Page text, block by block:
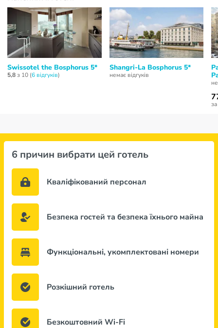
Swissotel the Bosphorus 5*
5,8з 10 (6 відгуків)
Shangri-La Bosphorus 5*
немає відгуків
6 причин вибрати цей готель
Кваліфікований персонал
Безпека гостей та безпека їхнього майна
Функціональні, укомплектовані номери
Розкішний готель
Безкоштовний Wi-Fi